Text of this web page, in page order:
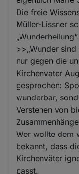
Die freie
Müller-Lissner
>>„Wunder
nur gegen die
Kirchenvater
gesprochen:
wunderbar,
Verstehen von
Wer wollte dem
bekannt, dass
Kirchenväter
passt.